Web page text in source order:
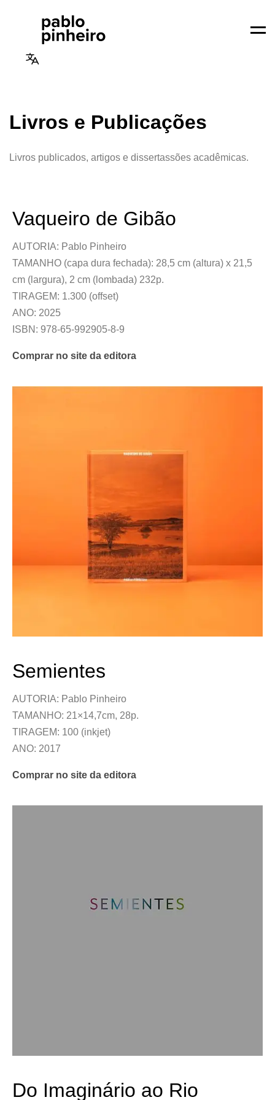
Livros e Publicações
Livros publicados, artigos e dissertassões acadêmicas.
Vaqueiro de Gibão
AUTORIA: Pablo Pinheiro
TAMANHO (capa dura fechada): 28,5 cm (altura) x 21,5
cm (largura), 2 cm (lombada) 232p.
TIRAGEM: 1.300 (offset)
ANO: 2025
ISBN: 978-65-992905-8-9
Comprar no site da editora
Semientes
AUTORIA: Pablo Pinheiro
TAMANHO: 21×14,7cm, 28p.
TIRAGEM: 100 (inkjet)
ANO: 2017
Comprar no site da editora
Do Imaginário ao Rio